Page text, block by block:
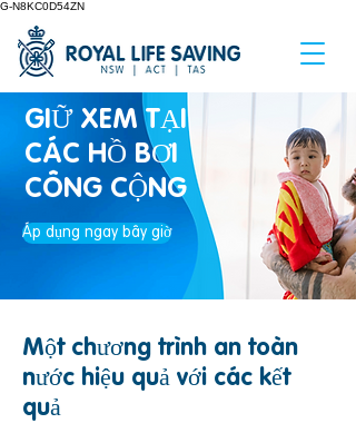
G-N8KC0D54ZN
GIỮ XEM TẠI
CÁC HỒ BƠI
CÔNG CỘNG
Áp dụng ngay bây giờ
Một chương trình an toàn
nước hiệu quả với các kết
quả